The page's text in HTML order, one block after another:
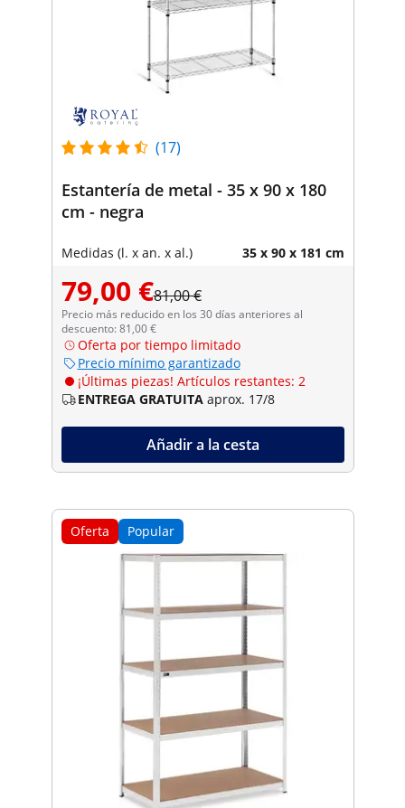
(17)
Estantería de metal - 35 x 90 x 180
cm - negra
Medidas (l. x an. x al.) 35 x 90 x 181 cm
79,00 €81,00 €
Precio más reducido en los 30 días anteriores al
descuento: 81,00 €
Oferta por tiempo limitado
Precio mínimo garantizado
¡Últimas piezas! Artículos restantes: 2
ENTREGA GRATUITA aprox. 17/8
Añadir a la cesta
Oferta Popular